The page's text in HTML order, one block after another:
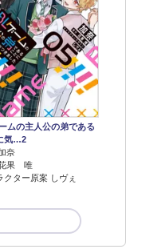
ムの主人公の弟である
気…2
奈
果 唯
クター原案 しヴぇ